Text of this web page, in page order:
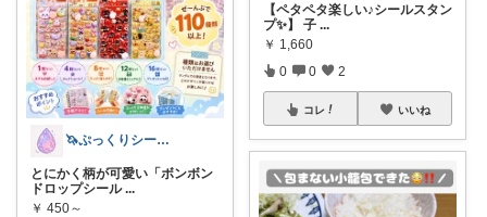
🦄ぷっくりシール屋さん🍬
とにかく柄が可愛い「ボンボン
ドロップシール ...
￥ 450～
【ペタペタ楽しい♪シールスタン
プ✨】 子 ...
￥ 1,660
0 0 2
コレ いいね